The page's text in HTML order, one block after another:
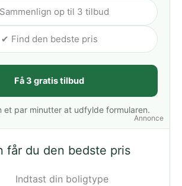
Annonce
op til 3 tilbud
✔ Find den bedste pris
Få 3 gratis tilbud
et par minutter at udfylde formularen.
får du den bedste pris
Indtast din boligtype